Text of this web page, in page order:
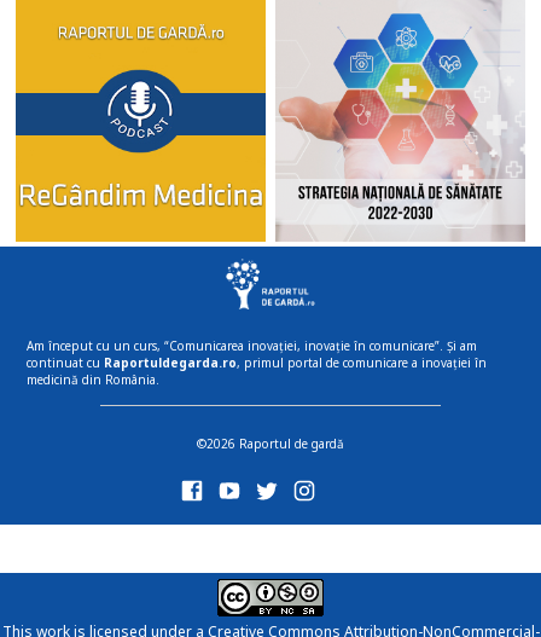
Am început cu un curs, “Comunicarea inovației, inovație în comunicare”. Și am
continuat cu Raportuldegarda.ro, primul portal de comunicare a inovației în
medicină din România.
©2026 Raportul de gardă
This work is licensed under a Creative Commons Attribution-NonCommercial-